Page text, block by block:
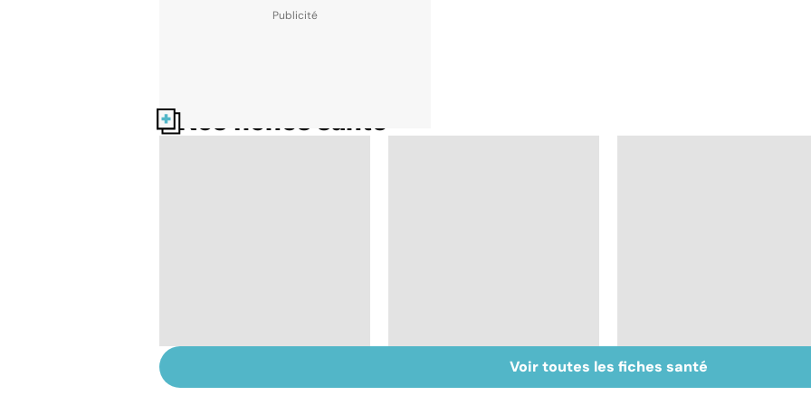
Nos fiches santé
traiter en urgence
Tout savoir sur les
infections
Inflammation des
amygdales : que faire
Voir toutes les fiches santé